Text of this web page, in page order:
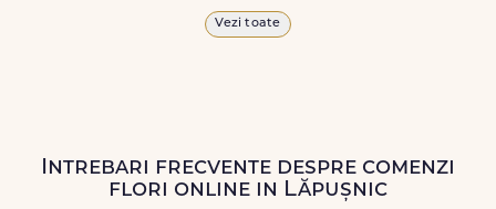
de calitate superioară în Lăpușnic și în toată România.
Livrăm buchete de florichiar și în weekend, pentru ca tu
să poți adresa un gest frumos atunci când ai nevoie.
Vezi toate
Intrebari frecvente despre comenzi
flori online in Lăpușnic